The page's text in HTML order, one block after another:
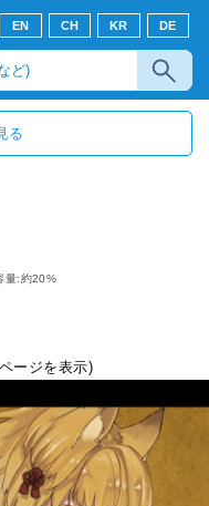
EN CH KR DE
る
量:約20%
ージを表示)